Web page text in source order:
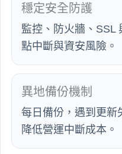
穩定安全防護
監控、防火牆、SSL
點中斷與資安風險。
異地備份機制
每日備份，遇到更新
降低營運中斷成本。